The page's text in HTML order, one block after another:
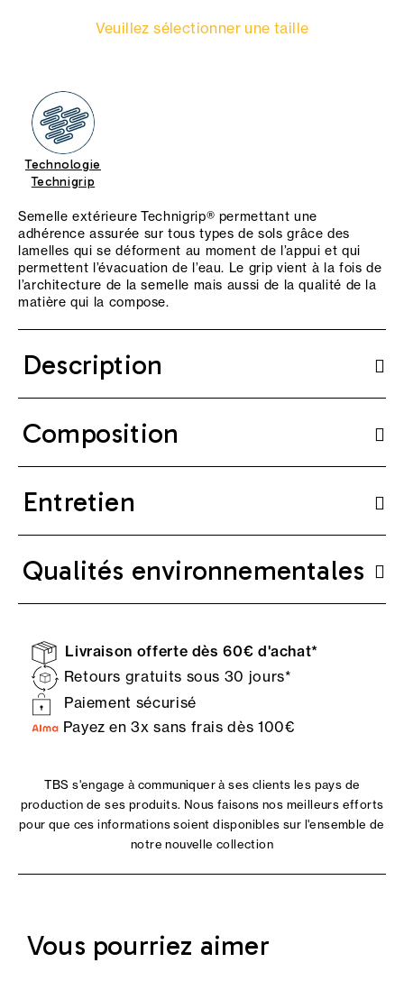
Veuillez sélectionner une taille
Technologie
Technigrip
Semelle extérieure Technigrip® permettant une
adhérence assurée sur tous types de sols grâce des
lamelles qui se déforment au moment de l’appui et qui
permettent l’évacuation de l’eau. Le grip vient à la fois de
l’architecture de la semelle mais aussi de la qualité de la
matière qui la compose.
Description
Composition
Entretien
Qualités environnementales
Livraison offerte dès 60€ d'achat*
Retours gratuits sous 30 jours*
Paiement sécurisé
Payez en 3x sans frais dès 100€
TBS s'engage à communiquer à ses clients les pays de
production de ses produits. Nous faisons nos meilleurs efforts
pour que ces informations soient disponibles sur l'ensemble de
notre nouvelle collection
Vous pourriez aimer